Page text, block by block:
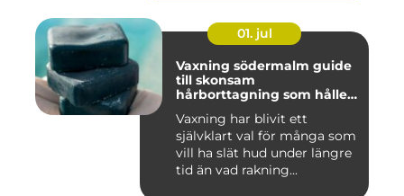
01. jul
Vaxning södermalm guide
till skonsam
hårborttagning som håller
Vaxning har blivit ett
självklart val för många som
vill ha slät hud under längre
tid än vad rakning...